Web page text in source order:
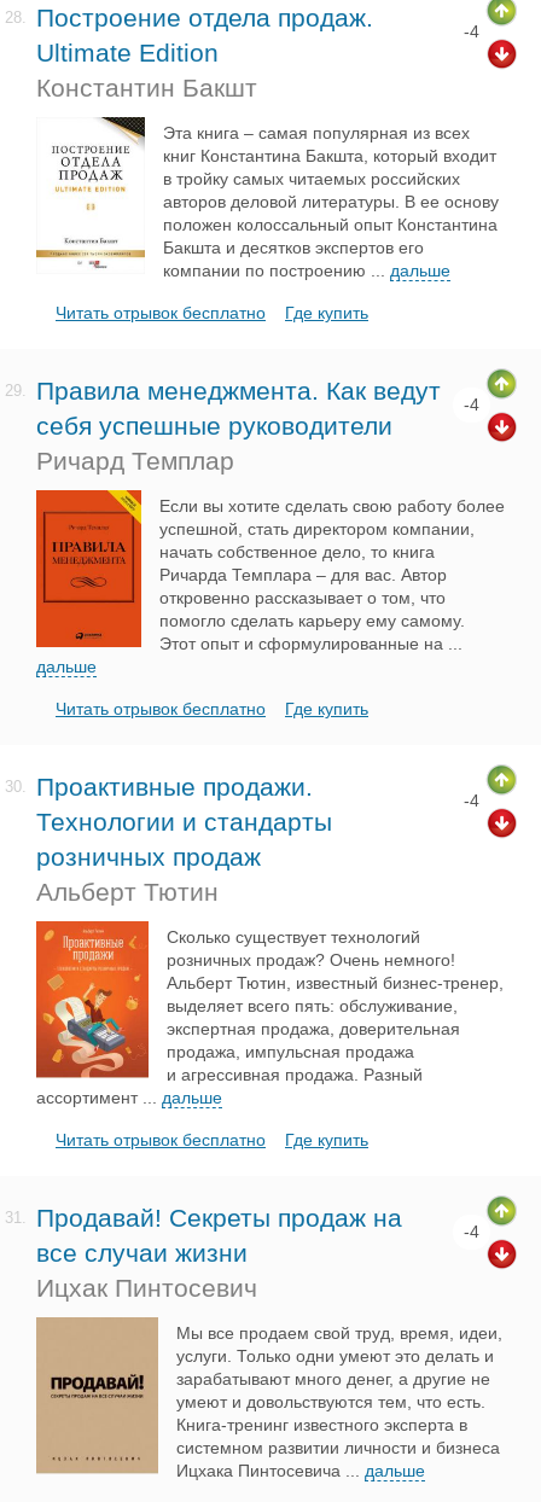
28.
Построение отдела продаж.
Ultimate Edition
Константин Бакшт
-4
Эта книга – самая популярная из всех
книг Константина Бакшта, который входит
в тройку самых читаемых российских
авторов деловой литературы. В ее основу
положен колоссальный опыт Константина
Бакшта и десятков экспертов его
компании по построению
дальше
Читать отрывок бесплатно Где купить
29.
Правила менеджмента. Как ведут
себя успешные руководители
Ричард Темплар
-4
Если вы хотите сделать свою работу более
успешной, стать директором компании,
начать собственное дело, то книга
Ричарда Темплара – для вас. Автор
откровенно рассказывает о том, что
помогло сделать карьеру ему самому.
Этот опыт и сформулированные на
дальше
Читать отрывок бесплатно Где купить
30.
Проактивные продажи.
Технологии и стандарты
розничных продаж
Альберт Тютин
-4
Сколько существует технологий
розничных продаж? Очень немного!
Альберт Тютин, известный бизнес-тренер,
выделяет всего пять: обслуживание,
экспертная продажа, доверительная
продажа, импульсная продажа
и агрессивная продажа. Разный
ассортимент
дальше
Читать отрывок бесплатно Где купить
31.
Продавай! Секреты продаж на
все случаи жизни
Ицхак Пинтосевич
-4
Мы все продаем свой труд, время, идеи,
услуги. Только одни умеют это делать и
зарабатывают много денег, а другие не
умеют и довольствуются тем, что есть.
Книга-тренинг известного эксперта в
системном развитии личности и бизнеса
Ицхака Пинтосевича
дальше